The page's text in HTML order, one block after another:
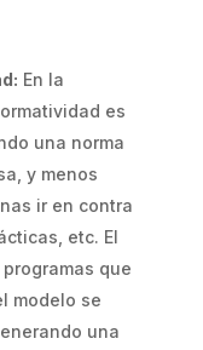
En la
es
una norma
y menos
ir en contra
etc. El
que
modelo se
una